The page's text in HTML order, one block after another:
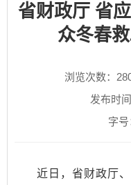
省财政厅 省
众冬春
浏览次数：
发布时
字号
近日，省财政厅